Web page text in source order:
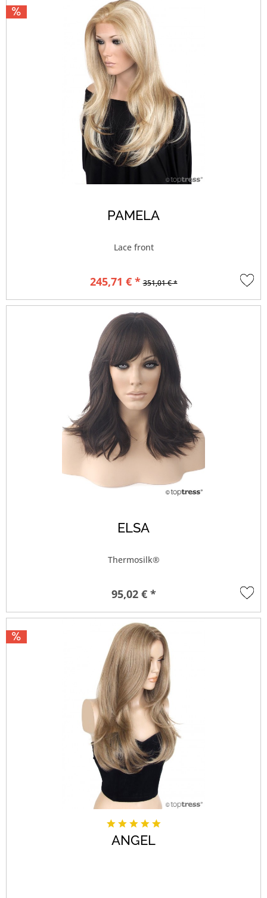
PAMELA
Lace front
245,71 € * 351,01 € *
ELSA
Thermosilk®
95,02 € *
ANGEL